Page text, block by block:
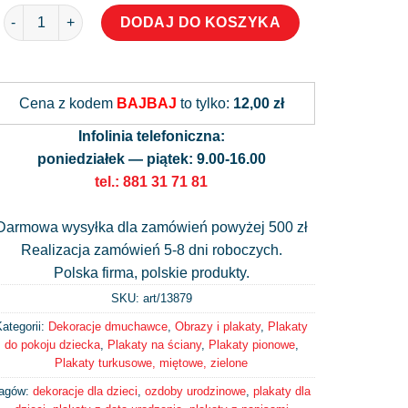
ilość Plakat zimą urodziła się Lilianna
DODAJ DO KOSZYKA
Cena z kodem BAJBAJ to tylko: 12,00 zł
Infolinia telefoniczna:
poniedziałek — piątek: 9.00-16.00
tel.: 881 31 71 81
wysyłka dla zamówień powyżej 500 zł
Realizacja zamówień 5-8 dni roboczych.
Polska firma, polskie produkty.
SKU: art/13879
Dekoracje dmuchawce Obrazy i plakaty, Plakaty
do pokoju dziecka, Plakaty na ściany, Plakaty pionowe,
Plakaty turkusowe, miętowe, zielone
dekoracje dla dzieci ozdoby urodzinowe plakaty dla